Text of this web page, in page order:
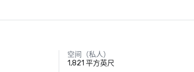
空间（私人）
1,821 平方英尺